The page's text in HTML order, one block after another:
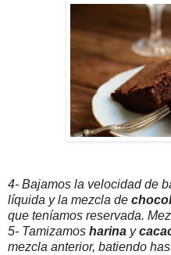
4- Bajamos la velocidad de
líquida y la mezcla de
que teníamos reservada.
5- Tamizamos harina y
mezcla anterior, batiendo